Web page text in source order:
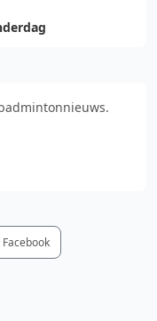
Facebook